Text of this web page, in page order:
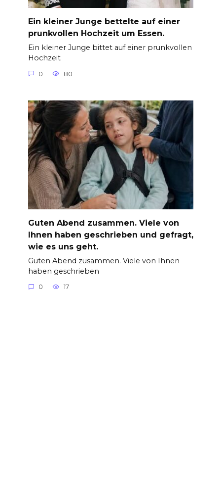
Ein kleiner Junge bettelte auf einer
prunkvollen Hochzeit um Essen.
Ein kleiner Junge bittet auf einer prunkvollen
Hochzeit
0 80
Guten Abend zusammen. Viele von
Ihnen haben geschrieben und gefragt,
wie es uns geht.
Guten Abend zusammen. Viele von Ihnen
haben geschrieben
0 17